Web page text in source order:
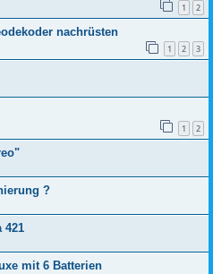
1 2
nachrüsten
1 2 3
1 2
?
421
mit 6 Batterien